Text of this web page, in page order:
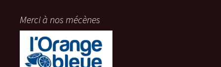
Merci à nos mécènes